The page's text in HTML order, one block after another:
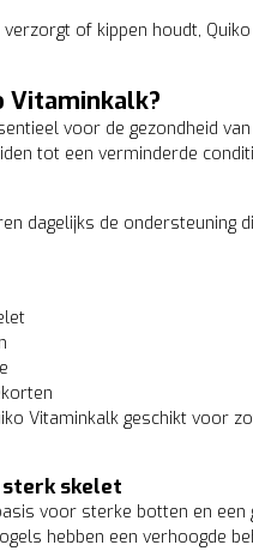
of kippen houdt,
Vitaminkalk?
voor de gezondheid
tot een verminderde
dagelijks de ondersteuning
Vitaminkalk geschikt voor
sterk skelet
voor sterke botten en een
hebben een verhoogde
multivitamine